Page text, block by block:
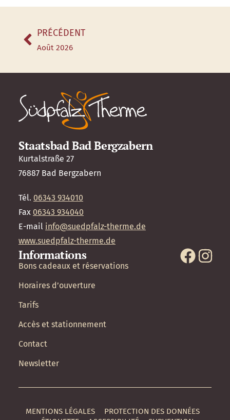
PRÉCÉDENT
Août 2026
Staatsbad Bad Bergzabern
Kurtalstraße 27
76887 Bad Bergzabern
Tél. 06343 934010
Fax 06343 934040
E-mail info@suedpfalz-therme.de
www.suedpfalz-therme.de
Informations
Bons cadeaux et réservations
Horaires d’ouverture
Tarifs
Accès et stationnement
Contact
Newsletter
MENTIONS LÉGALES
PROTECTION DES DONNÉES